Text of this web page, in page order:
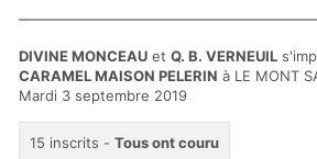
DIVINE MONCEAU et Q. B. VERNEUIL
CARAMEL MAISON PELERIN à LE MONT
Mardi 3 septembre 2019
15 inscrits - Tous ont couru